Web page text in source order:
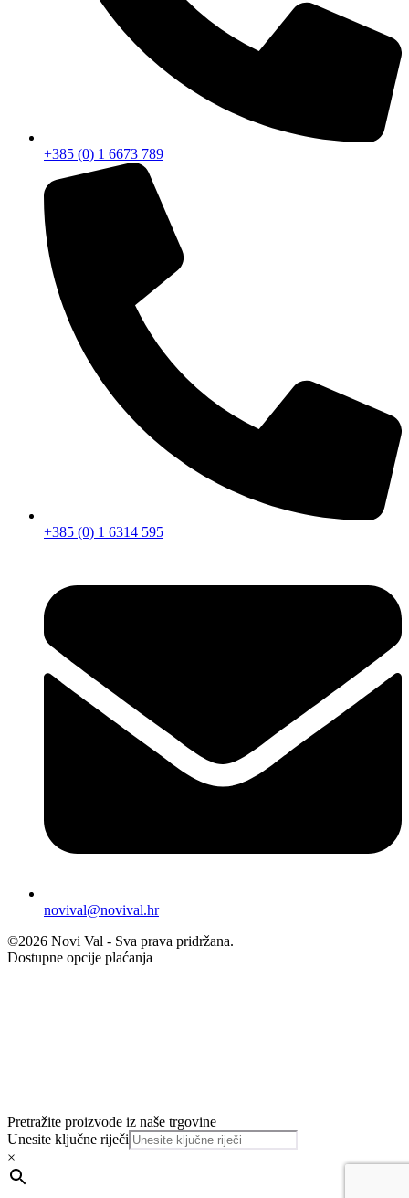
+385 (0) 1 6673 789
+385 (0) 1 6314 595
novival@novival.hr
©2026 Novi Val - Sva prava pridržana.
Dostupne opcije plaćanja
Pretražite proizvode iz naše trgovine
Unesite ključne riječi
×